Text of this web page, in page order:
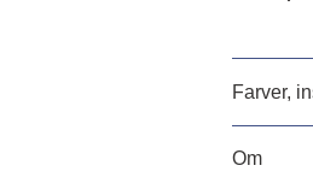
Farver,
Om